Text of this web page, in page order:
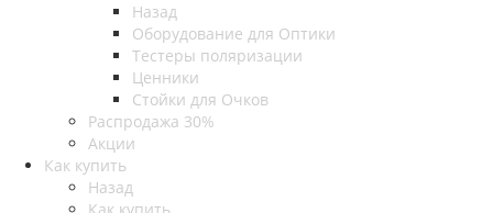
Назад
Оборудование для Оптики
Тестеры поляризации
Ценники
Стойки для Очков
Распродажа 30%
Акции
Как купить
Назад
Как купить